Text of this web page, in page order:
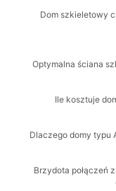
Dom szkieletowy
Optymalna ściana
Ile kosztuje
Dlaczego domy typu
Brzydota połączeń